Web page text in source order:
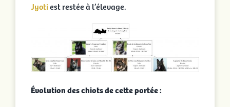
Jyotiest restée à l’élevage.
Évolution des chiots de cette portée :